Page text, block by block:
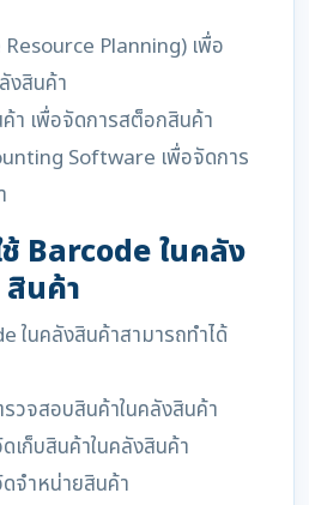
Planning) เพื่อ
งสินค้า
า เพื่อจัดการสต็อกสินค้า
Software เพื่อจัดการ
ช้ Barcode ในคลัง
สินค้า
ในคลังสินค้าสามารถทำได้
วจสอบสินค้าในคลังสินค้า
เก็บสินค้าในคลังสินค้า
จำหน่ายสินค้า